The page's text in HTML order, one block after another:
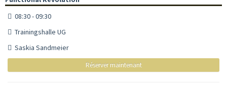
08:30 - 09:30
Trainingshalle UG
Saskia Sandmeier
Réserver maintenant